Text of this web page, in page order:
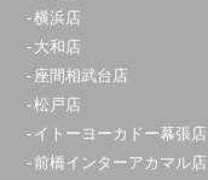
定休日：
0120-540-549
横浜店
大和店
座間相武台店
松戸店
イトーヨーカドー幕張店
前橋インターアカマル店